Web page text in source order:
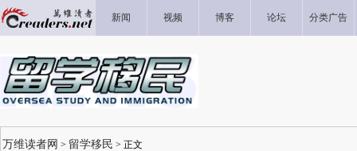
新闻 视频 博客 论坛 分类广告
万维读者网 > 留学移民 > 正文